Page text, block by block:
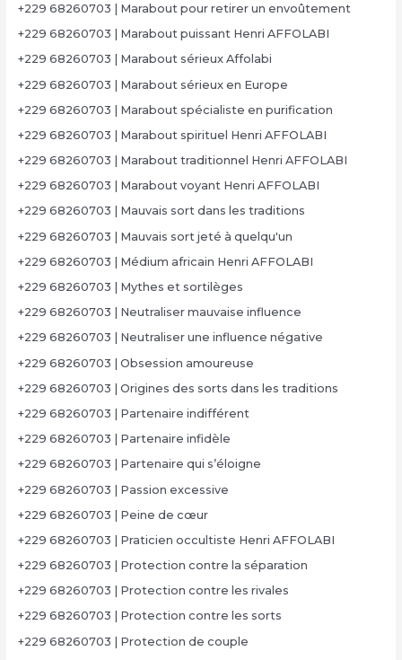
+229 68260703 | Marabout pour retirer un envoûtement
+229 68260703 | Marabout puissant Henri AFFOLABI
+229 68260703 | Marabout sérieux Affolabi
+229 68260703 | Marabout sérieux en Europe
+229 68260703 | Marabout spécialiste en purification
+229 68260703 | Marabout spirituel Henri AFFOLABI
+229 68260703 | Marabout traditionnel Henri AFFOLABI
+229 68260703 | Marabout voyant Henri AFFOLABI
+229 68260703 | Mauvais sort dans les traditions
+229 68260703 | Mauvais sort jeté à quelqu'un
+229 68260703 | Médium africain Henri AFFOLABI
+229 68260703 | Mythes et sortilèges
+229 68260703 | Neutraliser mauvaise influence
+229 68260703 | Neutraliser une influence négative
+229 68260703 | Obsession amoureuse
+229 68260703 | Origines des sorts dans les traditions
+229 68260703 | Partenaire indifférent
+229 68260703 | Partenaire infidèle
+229 68260703 | Partenaire qui s’éloigne
+229 68260703 | Passion excessive
+229 68260703 | Peine de cœur
+229 68260703 | Praticien occultiste Henri AFFOLABI
+229 68260703 | Protection contre la séparation
+229 68260703 | Protection contre les rivales
+229 68260703 | Protection contre les sorts
+229 68260703 | Protection de couple